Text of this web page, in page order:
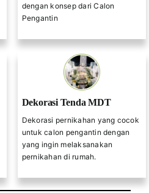
dengan konsep dari Calon
Pengantin
Dekorasi Tenda MDT
Dekorasi pernikahan yang cocok
untuk calon pengantin dengan
yang ingin melaksanakan
pernikahan di rumah.